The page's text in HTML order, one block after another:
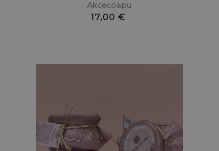
Аксесоари
17,00 €
to